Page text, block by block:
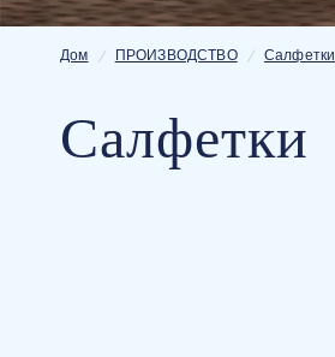
Дом / ПРОИЗВОДСТВО / Салфетки
Салфетки